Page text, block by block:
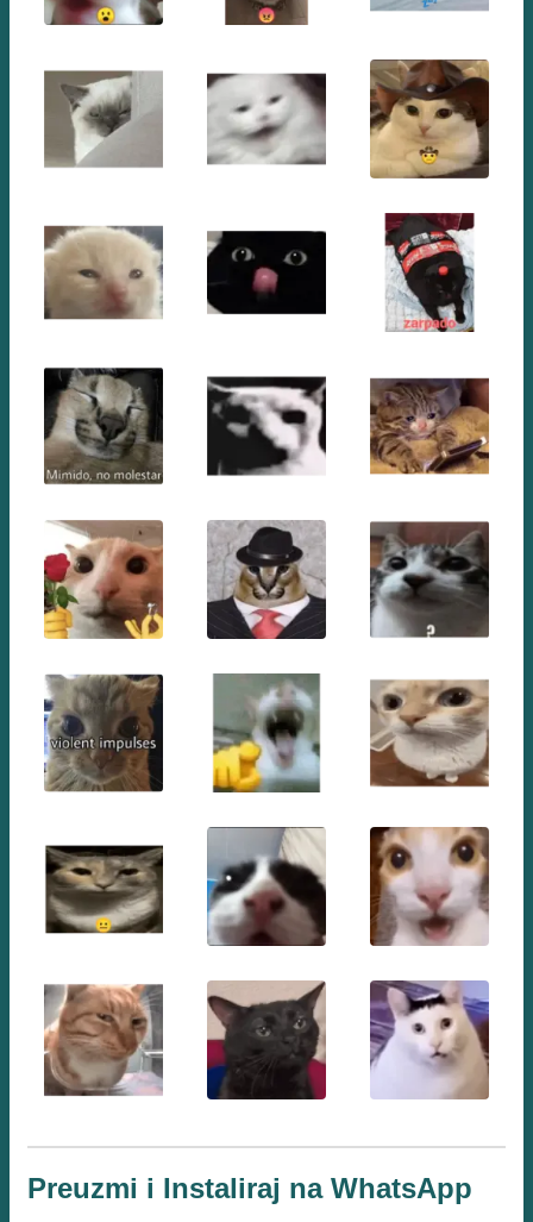
Preuzmi i Instaliraj na WhatsApp